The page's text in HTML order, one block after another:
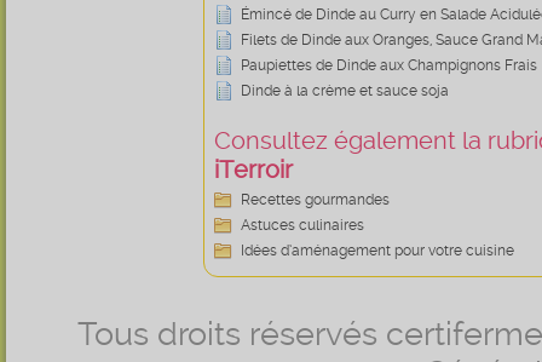
Émincé de Dinde au Curry en Salade
Filets de Dinde aux Oranges, Sauce Grand
Paupiettes de Dinde aux Champignons Frais
Dinde à la crème et sauce soja
Consultez également la
iTerroir
Recettes gourmandes
Astuces culinaires
Idées d’aménagement pour votre cuisine
Tous droits réservés